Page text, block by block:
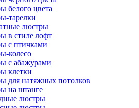
белого цвета
тарелки
люстры
в стиле лофт
с птичками
колесо
с абажурами
клетки
для натяжных потолков
на штанге
люстры